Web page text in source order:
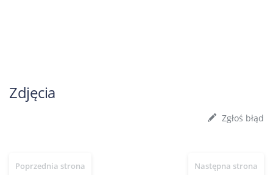
Zdjęcia
Zgłoś błąd
Poprzednia strona Następna strona